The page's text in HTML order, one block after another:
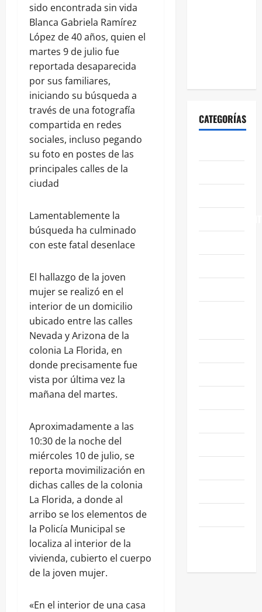
sido encontrada sin vida
Blanca Gabriela Ramírez
López de 40 años, quien el
martes 9 de julio fue
reportada desaparecida
por sus familiares,
iniciando su búsqueda a
través de una fotografía
compartida en redes
sociales, incluso pegando
su foto en postes de las
principales calles de la
ciudad
Lamentablemente la
búsqueda ha culminado
con este fatal desenlace
El hallazgo de la joven
mujer se realizó en el
interior de un domicilio
ubicado entre las calles
Nevada y Arizona de la
colonia La Florida, en
donde precisamente fue
vista por última vez la
mañana del martes.
Aproximadamente a las
10:30 de la noche del
miércoles 10 de julio, se
reporta movimilización en
dichas calles de la colonia
La Florida, a donde al
arribo se los elementos de
la Policía Municipal se
localiza al interior de la
vivienda, cubierto el cuerpo
de la joven mujer.
«En el interior de una casa
CATEGORÍAS